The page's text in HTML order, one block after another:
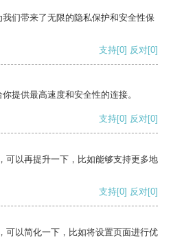
们带来了无限的隐私保护和安全性保
支持[0] 反对[0]
提供最高速度和安全性的连接。
支持[0] 反对[0]
可以再提升一下，比如能够支持更多地
支持[0] 反对[0]
可以简化一下，比如将设置页面进行优